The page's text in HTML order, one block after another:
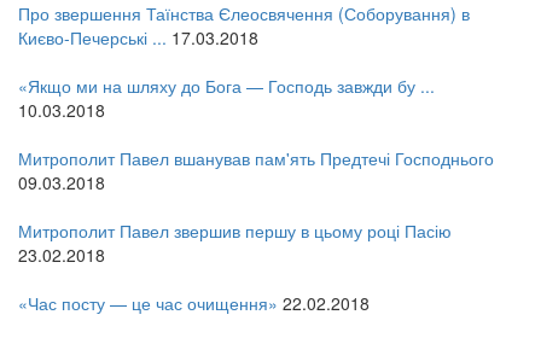
Про звершення Таїнства Єлеосвячення (Соборування) в
Києво-Печерські ... 17.03.2018
«Якщо ми на шляху до Бога — Господь завжди бу ...
10.03.2018
Митрополит Павел вшанував пам'ять Предтечі Господнього
09.03.2018
Митрополит Павел звершив першу в цьому році Пасію
23.02.2018
«Час посту — це час очищення» 22.02.2018